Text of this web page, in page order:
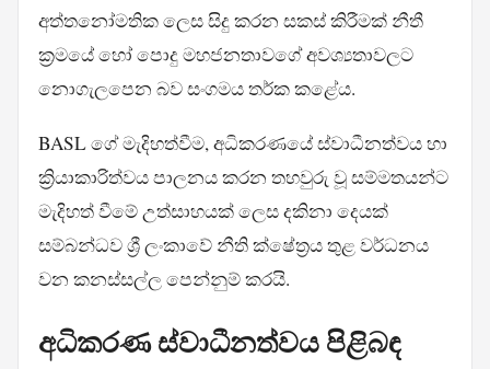
අත්තනෝමතික ලෙස සිදු කරන සකස් කිරීමක් නීතී
ක්‍රමයේ හෝ පොදු මහජනතාවගේ අවශ්‍යතාවලට
නොගැලපෙන බව සංගමය තර්ක කළේය.
BASL ගේ මැදිහත්වීම, අධිකරණයේ ස්වාධීනත්වය හා
ක්‍රියාකාරිත්වය පාලනය කරන තහවුරු වූ සම්මතයන්ට
මැදිහත් වීමේ උත්සාහයක් ලෙස දකිනා දෙයක්
සම්බන්ධව ශ්‍රී ලංකාවේ නීති ක්ෂේත්‍රය තුළ වර්ධනය
වන කනස්සල්ල පෙන්නුම් කරයි.
අධිකරණ ස්වාධීනත්වය පිළිබඳ